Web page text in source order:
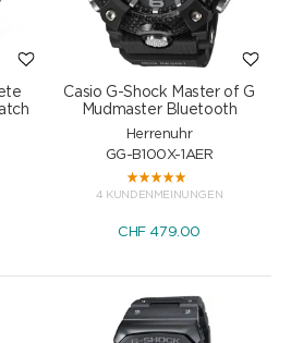
Casio G-Shock Master of G
Mudmaster Bluetooth
Herrenuhr
GG-B100X-1AER
4 KUNDENMEINUNGEN
CHF 479.00